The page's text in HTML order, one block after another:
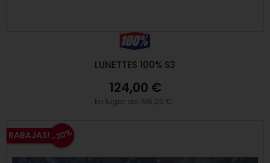
LUNETTES 100% S3
124,00 €
En lugar de 155,00 €
RABAJAS!-20%